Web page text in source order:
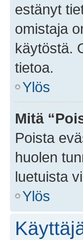
estänyt
omistaja
käytöstä.
tietoa.
Ylös
Mitä
Poista
huolen
luetuista
Ylös